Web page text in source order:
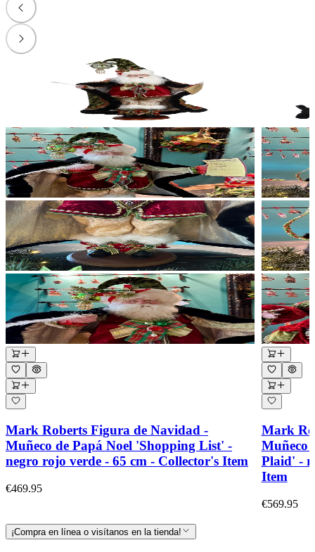
Mark Roberts Figura de Navidad -
Muñeco de Papá Noel 'Shopping List' -
negro rojo verde - 65 cm - Collector's Item
€469.95
Mark
Muñeco
Plaid' -
Item
€569.95
¡Compra en línea o visítanos en la tienda!